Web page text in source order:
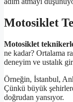
Motosiklet
Motosiklet
ne kadar? Ortalama
deneyim ve ustalık
Örneğin, İstanbul,
Çünkü büyük
doğrudan yansıyor.